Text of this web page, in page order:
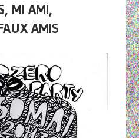
MI AMI,
AMIS